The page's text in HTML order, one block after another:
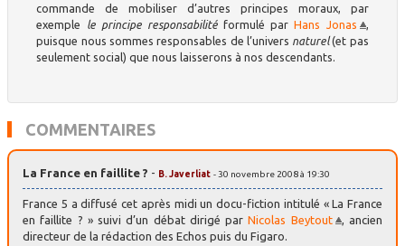
commande de mobiliser d’autres principes moraux, par
exemple
le principe responsabilitéformulé parHans Jonas
,
puisque nous sommes responsables de l’univers naturel(et pas
seulement social) que nous laisserons à nos descendants.
COMMENTAIRES
La France en faillite ? - B. Javerliat - 30 novembre 2008 à 19:30
France 5 a diffusé cet après midi un docu-fiction intitulé « La France
en faillite ? » suivi d’un débat dirigé parNicolas Beytout
, ancien
directeur de la rédaction des Echos puis du Figaro.